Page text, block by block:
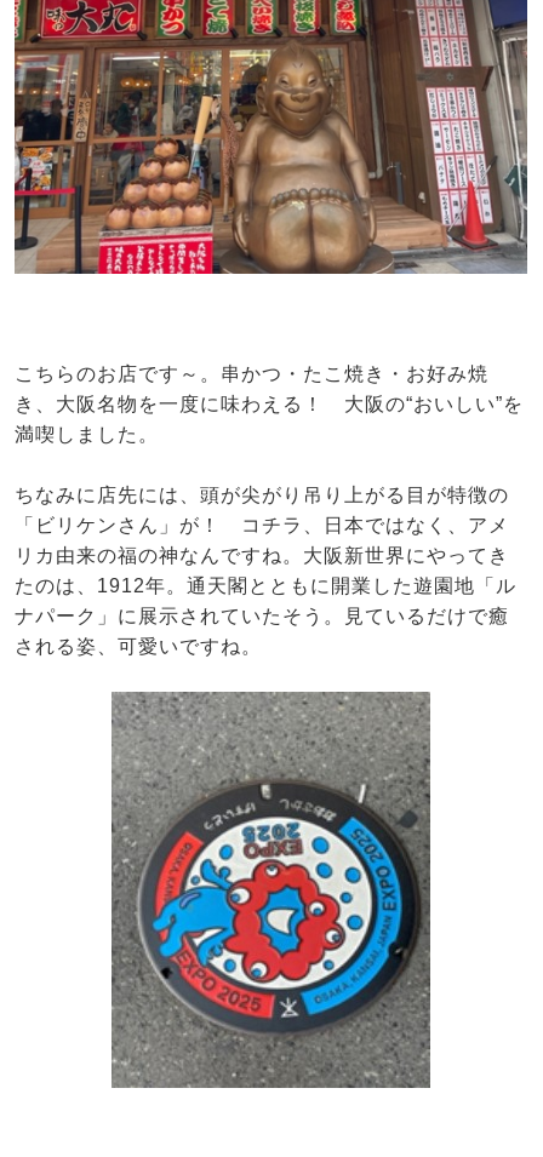
こちらのお店です～。串かつ・たこ焼き・お好み焼
き、大阪名物を一度に味わえる！ 大阪の“おいしい”を
満喫しました。
ちなみに店先には、頭が尖がり吊り上がる目が特徴の
「ビリケンさん」が！ コチラ、日本ではなく、アメ
リカ由来の福の神なんですね。大阪新世界にやってき
たのは、1912年。通天閣とともに開業した遊園地「ル
ナパーク」に展示されていたそう。見ているだけで癒
される姿、可愛いですね。